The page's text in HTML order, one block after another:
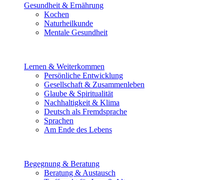
Gesundheit & Ernährung
Kochen
Naturheilkunde
Mentale Gesundheit
Lernen & Weiterkommen
Persönliche Entwicklung
Gesellschaft & Zusammenleben
Glaube & Spiritualität
Nachhaltigkeit & Klima
Deutsch als Fremdsprache
Sprachen
Am Ende des Lebens
Begegnung & Beratung
Beratung & Austausch